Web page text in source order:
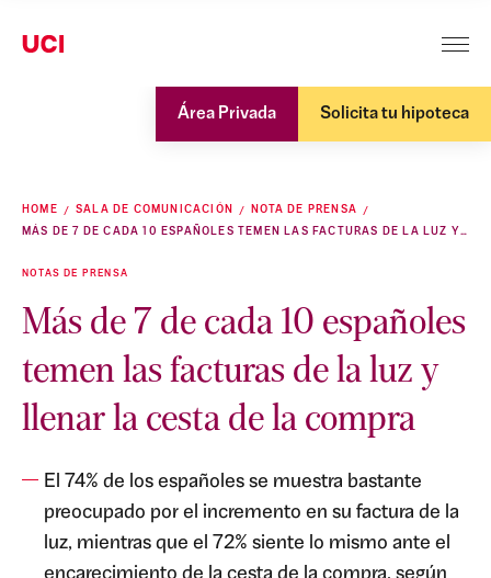
Área Privada Solicita tu hipoteca
HOME SALA DE COMUNICACIÓN
NOTA DE PRENSA
MÁS DE 7 DE CADA 10 ESPAÑOLES TEMEN LAS FACTURAS DE LA LUZ Y LLENAR LA CESTA DE LA COMPRA
NOTAS DE PRENSA
Más de 7 de cada 10 españoles
temen las facturas de la luz y
llenar la cesta de la compra
El 74% de los españoles se muestra bastante
preocupado por el incremento en su factura de la
luz, mientras que el 72% siente lo mismo ante el